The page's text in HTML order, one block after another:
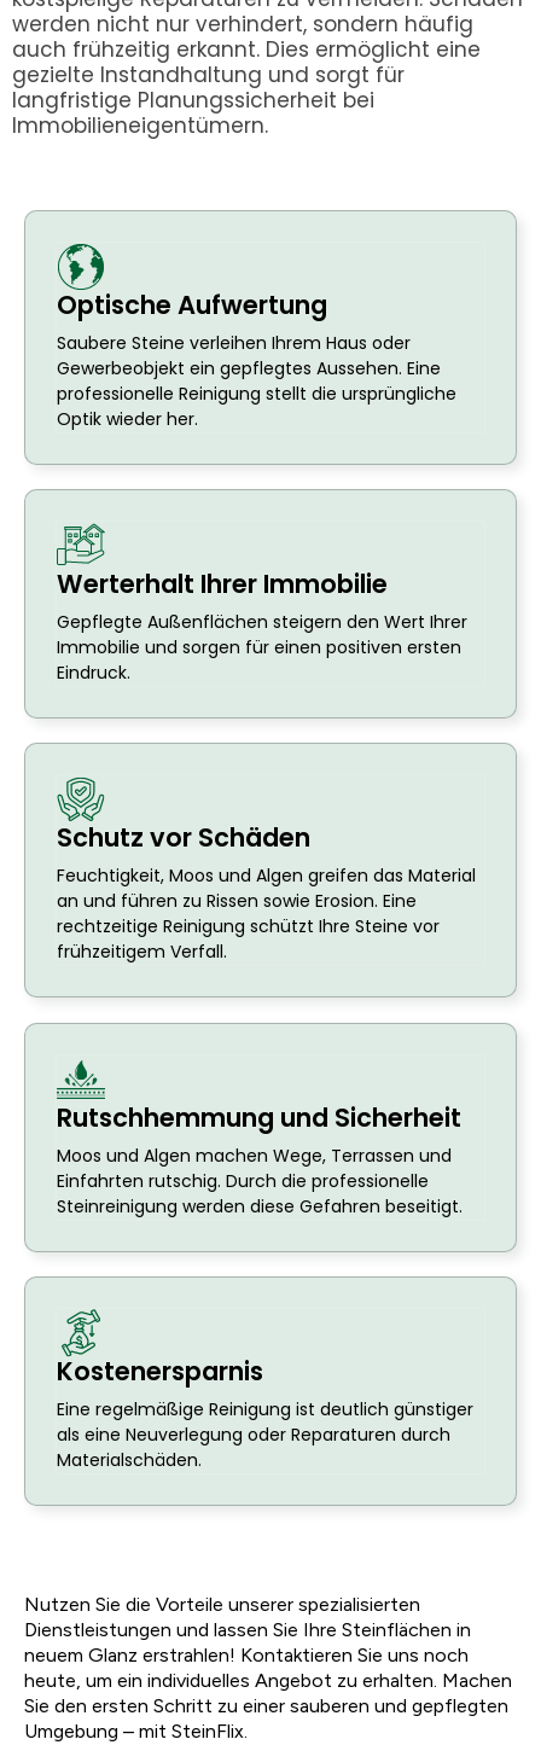
werden nicht nur verhindert, sondern häufig
auch frühzeitig erkannt. Dies ermöglicht eine
gezielte Instandhaltung und sorgt für
langfristige Planungssicherheit bei
Immobilieneigentümern.
Optische Aufwertung
Saubere Steine verleihen Ihrem Haus oder
Gewerbeobjekt ein gepflegtes Aussehen. Eine
professionelle Reinigung stellt die ursprüngliche
Optik wieder her.
Werterhalt Ihrer Immobilie
Gepflegte Außenflächen steigern den Wert Ihrer
Immobilie und sorgen für einen positiven ersten
Eindruck.
Schutz vor Schäden
Feuchtigkeit, Moos und Algen greifen das Material
an und führen zu Rissen sowie Erosion. Eine
rechtzeitige Reinigung schützt Ihre Steine vor
frühzeitigem Verfall.
Rutschhemmung und Sicherheit
Moos und Algen machen Wege, Terrassen und
Einfahrten rutschig. Durch die professionelle
Steinreinigung werden diese Gefahren beseitigt.
Kostenersparnis
Eine regelmäßige Reinigung ist deutlich günstiger
als eine Neuverlegung oder Reparaturen durch
Materialschäden.
Nutzen Sie die Vorteile unserer spezialisierten
Dienstleistungen und lassen Sie Ihre Steinflächen in
neuem Glanz erstrahlen! Kontaktieren Sie uns noch
heute, um ein individuelles Angebot zu erhalten. Machen
Sie den ersten Schritt zu einer sauberen und gepflegten
Umgebung – mit SteinFlix.